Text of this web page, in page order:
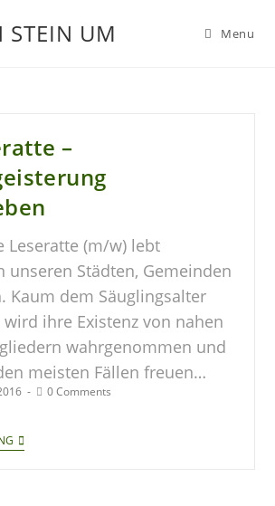
STEIN UM Menu
–
Leseratte (m/w) lebt
unseren Städten, Gemeinden
Kaum dem Säuglingsalter
ihre Existenz von nahen
wahrgenommen und
meisten Fällen freuen…
0 Comments